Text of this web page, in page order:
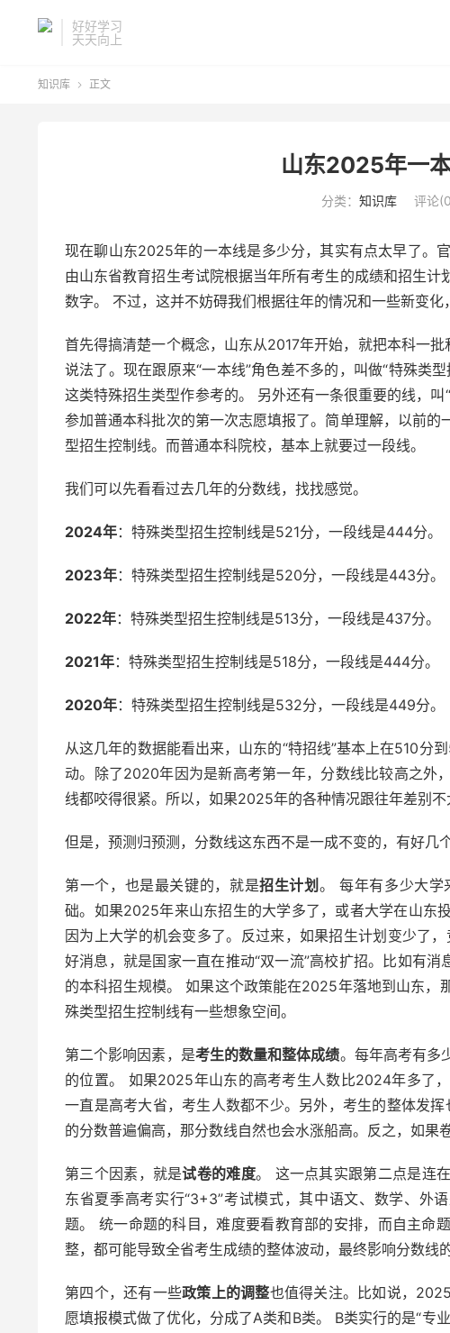
好好学习
天天向上
知识库  正文
山东2025年一
分类： 知识库 评论
现在聊山东2025年的一本线是多少分，其实有点太早了。
由山东省教育招生考试院根据当年所有考生的成绩和招生
数字。 不过，这并不妨碍我们根据往年的情况和一些新变化
首先得搞清楚一个概念，山东从2017年开始，就把本科一
说法了。现在跟原来“一本线”角色差不多的，叫做“特殊类
这类特殊招生类型作参考的。 另外还有一条很重要的线，
参加普通本科批次的第一次志愿填报了。简单理解，以前
型招生控制线。而普通本科院校，基本上就要过一段线。
我们可以先看看过去几年的分数线，找找感觉。
2024年：特殊类型招生控制线是521分，一段线是444分。
2023年：特殊类型招生控制线是520分，一段线是443分。
2022年：特殊类型招生控制线是513分，一段线是437分。
2021年：特殊类型招生控制线是518分，一段线是444分。
2020年：特殊类型招生控制线是532分，一段线是449分。
从这几年的数据能看出来，山东的“特招线”基本上在510分
动。除了2020年因为是新高考第一年，分数线比较高之
线都咬得很紧。所以，如果2025年的各种情况跟往年差别不
但是，预测归预测，分数线这东西不是一成不变的，有好几
第一个，也是最关键的，就是招生计划 。 每年有多少大学
础。如果2025年来山东招生的大学多了，或者大学在山东
因为上大学的机会变多了。反过来，如果招生计划变少了
好消息，就是国家一直在推动“双一流”高校扩招。比如有
的本科招生规模。 如果这个政策能在2025年落地到山东，
殊类型招生控制线有一些想象空间。
第二个影响因素，是考生的数量和整体成绩。每年高考有多
的位置。 如果2025年山东的高考考生人数比2024年多了
一直是高考大省，考生人数都不少。另外，考生的整体发
的分数普遍偏高，那分数线自然也会水涨船高。反之，如果
第三个因素，就是试卷的难度。 这一点其实跟第二点是连
东省夏季高考实行“3+3”考试模式，其中语文、数学、外
题。 统一命题的科目，难度要看教育部的安排，而自主命
整，都可能导致全省考生成绩的整体波动，最终影响分数线的
第四个，还有一些政策上的调整也值得关注。比如说，
愿填报模式做了优化，分成了A类和B类。 B类实行的是“专